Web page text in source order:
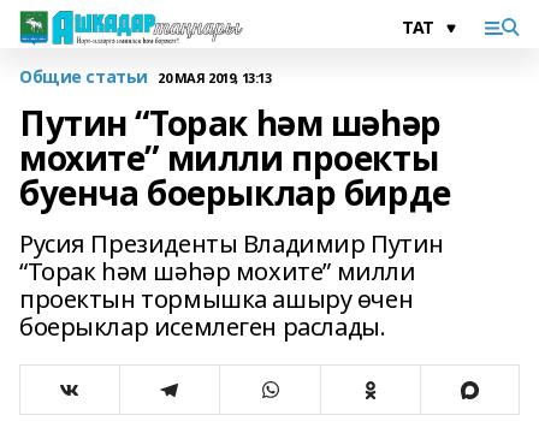
Общие статьи 20 МАЯ 2019, 13:13
Путин “Торак һәм шәһәр
мохите” милли проекты
буенча боерыклар бирде
Русия Президенты Владимир Путин
“Торак һәм шәһәр мохите” милли
проектын тормышка ашыру өчен
боерыклар исемлеген раслады.